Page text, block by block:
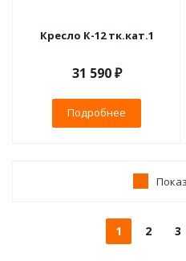
Кресло К-12 тк.кат.1
31 590 ₽
Подробнее
1 2 3